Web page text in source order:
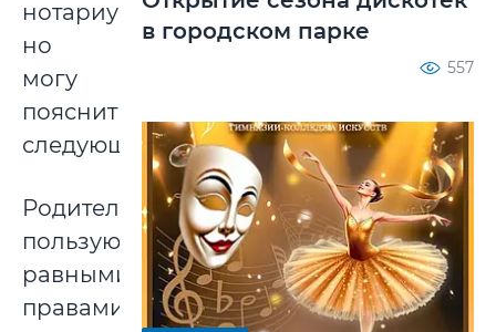
нотариуса,
но
могу
пояснить
следующее.
Родители
пользуются
равными
правами
в городском парке
557